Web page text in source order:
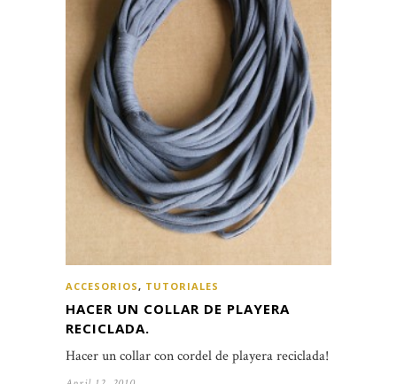
ACCESORIOS, TUTORIALES
HACER UN COLLAR DE PLAYERA
RECICLADA.
Hacer un collar con cordel de playera reciclada!